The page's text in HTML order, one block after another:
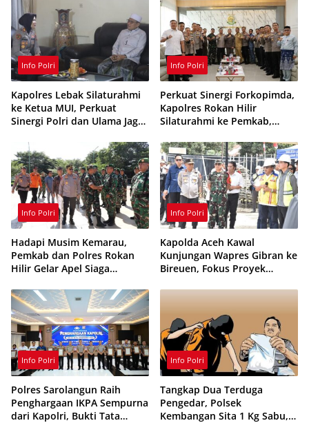
Info Polri
Kapolres Lebak Silaturahmi
ke Ketua MUI, Perkuat
Sinergi Polri dan Ulama Jaga
Info Polri
Perkuat Sinergi Forkopimda,
Kapolres Rokan Hilir
Silaturahmi ke Pemkab,
Info Polri
Hadapi Musim Kemarau,
Pemkab dan Polres Rokan
Hilir Gelar Apel Siaga
Sinergi Cegah Kebakaran
Info Polri
Kapolda Aceh Kawal
Kunjungan Wapres Gibran ke
Bireuen, Fokus Proyek
Info Polri
Polres Sarolangun Raih
Penghargaan IKPA Sempurna
dari Kapolri, Bukti Tata
Info Polri
Tangkap Dua Terduga
Pengedar, Polsek
Kembangan Sita 1 Kg Sabu,